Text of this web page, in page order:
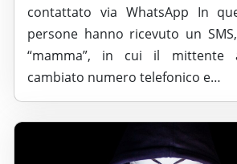
contattato via WhatsApp In
persone hanno ricevuto un
“mamma”, in cui il mittente
cambiato numero telefonico e…